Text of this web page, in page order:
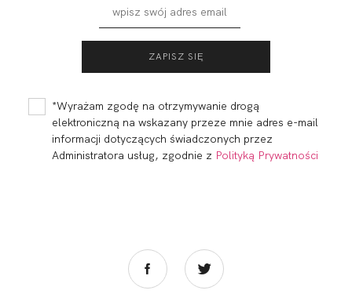
341,90 102,57 zł 321,99
*Wyrażam zgodę na otrzymywanie drogą
elektroniczną na wskazany przeze mnie adres e-mail
informacji dotyczących świadczonych przez
Administratora usług, zgodnie z Polityką Prywatności